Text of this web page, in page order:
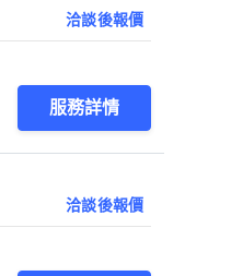
洽談後報價
服務詳情
洽談後報價